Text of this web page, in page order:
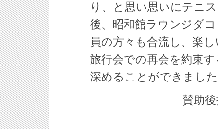
り、と思い思いにテニ
後、昭和館ラウンジダ
員の方々も合流し、楽
旅行会での再会を約束
深めることができまし
賛助